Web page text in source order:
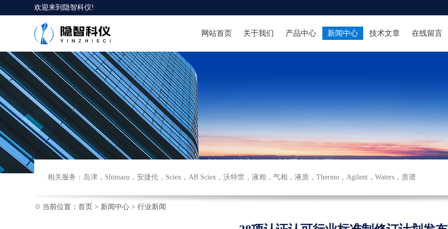
欢迎来到 隐智科仪!
网站首页 关于我们 产品中心 新闻中心 技术文章 在线留言
相关服务： 岛津 ， Shimazu ，安捷伦 ， Sciex ，AB Sciex ，沃特世 ，液相 ，气相 ，液质 ，Thermo ，Agilent ，Waters ， 质谱
当前位置： 首页 > 新闻中心> 行业新闻